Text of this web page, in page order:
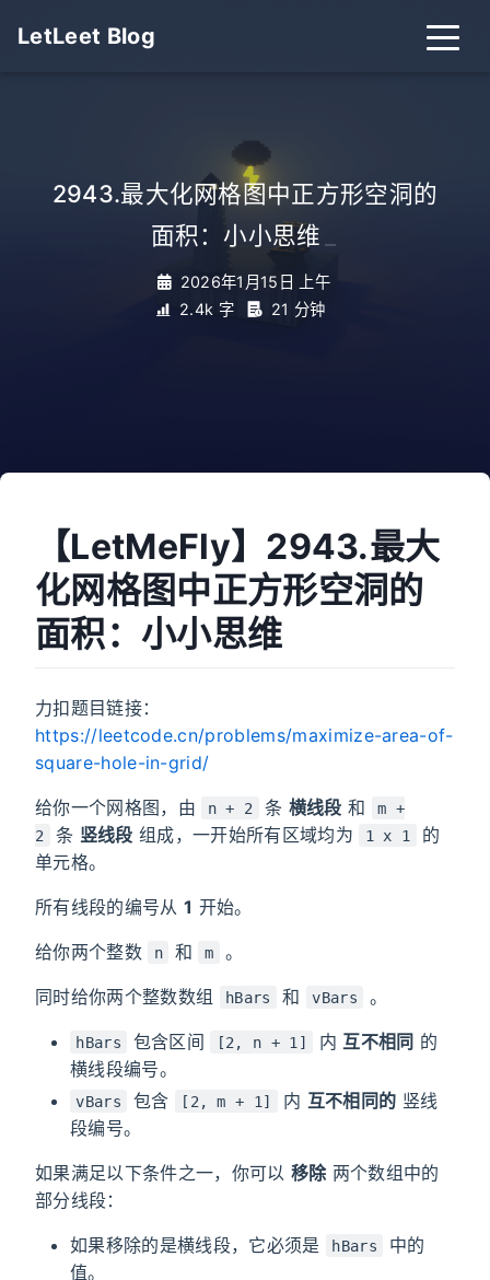
LetLeet Blog
2943.最大化网格图中正方形空洞的
面积：小小思维
2026年1月15日 上午
2.4k 字
21 分钟
【LetMeFly】2943.最大
化网格图中正方形空洞的
面积：小小思维
力扣题目链接：
https://leetcode.cn/problems/maximize-area-of-
square-hole-in-grid/
给你一个网格图，由 n + 2 条 横线段 和
m +
2
条 竖线段 组成，一开始所有区域均为 1 x 1
的
单元格。
所有线段的编号从 1 开始。
给你两个整数 n 和 m 。
同时给你两个整数数组 hBars 和 vBars 。
hBars 包含区间 [2, n + 1] 内 互不相同 的
横线段编号。
vBars 包含 [2, m + 1] 内 互不相同的 竖线
段编号。
如果满足以下条件之一，你可以 移除两个数组中的
部分线段：
如果移除的是横线段，它必须是 hBars
中的
值。